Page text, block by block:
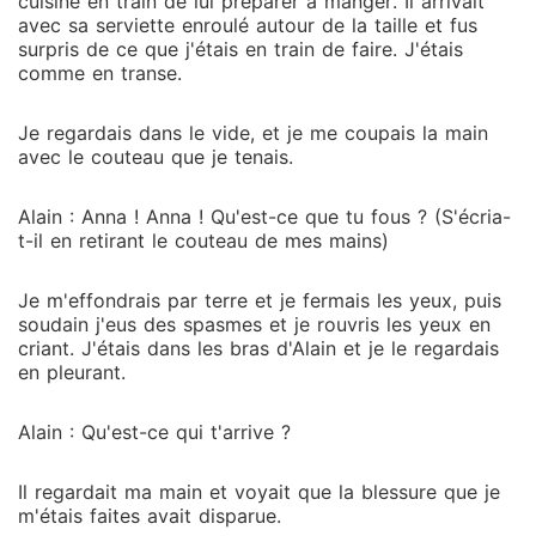
avec sa serviette enroulé autour de la taille et fus
surpris de ce que j'étais en train de faire. J'étais
comme en transe.
Je regardais dans le vide, et je me coupais la main
avec le couteau que je tenais.
Alain : Anna ! Anna ! Qu'est-ce que tu fous ? (S'écria-
t-il en retirant le couteau de mes mains)
Je m'effondrais par terre et je fermais les yeux, puis
soudain j'eus des spasmes et je rouvris les yeux en
criant. J'étais dans les bras d'Alain et je le regardais
en pleurant.
Alain : Qu'est-ce qui t'arrive ?
Il regardait ma main et voyait que la blessure que je
m'étais faites avait disparue.